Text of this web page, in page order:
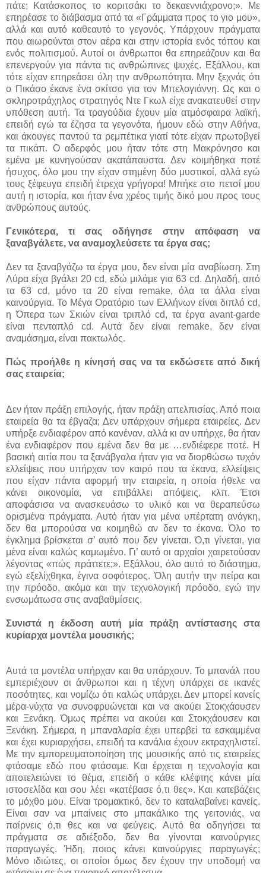
πάτε; Κατάσκοπος το κοριτσάκι το δεκαεννιάχρονο;». Με
επηρέασε το διάβασμα από τα «Γράμματα προς το γιο μου»,
αλλά και αυτό καθεαυτό το γεγονός. Υπάρχουν πράγματα
που αιωρούνται στον αέρα και στην ιστορία ενός τόπου και
ενός πολιτισμού. Αυτοί οι άνθρωποι θα επηρεάζουν και θα
επενεργούν για πάντα τις ανθρώπινες ψυχές. Εξάλλου, και
τότε είχαν επηρεάσει όλη την ανθρωπότητα. Μην ξεχνάς ότι
ο Πικάσο έκανε ένα σκίτσο για τον Μπελογιάννη. Ως και ο
σκληροτράχηλος στρατηγός Ντε Γκωλ είχε ανακατευθεί στην
υπόθεση αυτή. Τα τραγούδια έχουν μία ατμόσφαιρα λαϊκή,
επειδή εγώ τα έζησα τα γεγονότα, ήμουν εδώ στην Αθήνα,
και άκουγες παντού τα ρεμπέτικα γιατί τότε είχαν πρωτοβγεί
τα πικάπ. Ο αδερφός μου ήταν τότε στη Μακρόνησο και
εμένα με κυνηγούσαν ακατάπαυστα. Δεν κοιμήθηκα ποτέ
ήσυχος, όλο μου την είχαν στημένη δύο μυστικοί, αλλά εγώ
τους ξέφευγα επειδή έτρεχα γρήγορα! Μπήκε στο πετσί μου
αυτή η ιστορία, και ήταν ένα χρέος τιμής δικό μου προς τους
ανθρώπους αυτούς.
Γενικότερα, τι σας οδήγησε στην απόφαση να
ξαναβγάλετε, να αναμοχλεύσετε τα έργα σας;
Δεν τα ξαναβγάζω τα έργα μου, δεν είναι μία αναβίωση. Στη
Λύρα είχα βγάλει 20 cd, εδώ μιλάμε για 63 cd. Δηλαδή, από
τα 63 cd, μόνο τα 20 είναι remake, όλα τα άλλα είναι
καινούργια. Το Μέγα Ορατόριο των Ελλήνων είναι διπλό cd,
η Όπερα των Σκιών είναι τριπλόcd, τα έργαavant-garde
είναι πενταπλό cd.Αυτά δεν είναι remake,δεν είναι
αναμάσημα, είναι πακτωλός.
Πώς προήλθε η κίνησή σας να τα εκδώσετε από δική
σας εταιρεία;
Δεν ήταν πράξη επιλογής, ήταν πράξη απελπισίας. Από ποια
εταιρεία θα τα έβγαζα; Δεν υπάρχουν σήμερα εταιρείες. Δεν
υπήρξε ενδιαφέρον από κανέναν, αλλά κι αν υπήρχε, θα ήταν
ένα ενδιαφέρον που εμένα δεν θα με …ενδιέφερε ποτέ. Η
βασική αιτία που τα ξανάβγαλα ήταν για να διορθώσω τυχόν
ελλείψεις που υπήρχαν τον καιρό που τα έκανα, ελλείψεις
που είχαν πάντα αφορμή την εταιρεία, η οποία ήθελε να
κάνει οικονομία, να επιβάλλει απόψεις, κλπ. Έτσι
αποφάσισα να ανασκευάσω το υλικό και να θεραπεύσω
ορισμένα πράγματα. Αυτό ήταν για μένα υπέρτατη ανάγκη,
δεν θα μπορούσα να κοιμηθώ αν δεν το έκανα. Όλο το
έγκλημα βρίσκεται σ’ αυτό που δεν γίνεται. Ό,τι γίνεται, για
μένα είναι καλώς καμωμένο. Γι’ αυτό οι αρχαίοι χαιρετούσαν
λέγοντας «πώς πράττετε;». Εξάλλου, όλο αυτό το διάστημα,
εγώ εξελίχθηκα, έγινα σοφότερος. Όλη αυτήν την πείρα και
την πρόοδο, ακόμα και την τεχνολογική πρόοδο, εγώ την
ενσωμάτωσα στις αναβαθμίσεις.
Συνιστά η έκδοση αυτή μία πράξη αντίστασης στα
κυρίαρχα μοντέλα μουσικής;
Αυτά τα μοντέλα υπήρχαν και θα υπάρχουν. Το μπανάλ που
εμπεριέχουν οι άνθρωποι και η τέχνη υπάρχει σε ικανές
ποσότητες, και νομίζω ότι καλώς υπάρχει. Δεν μπορεί κανείς
μέρα-νύχτα να συνοφρυώνεται και να ακούει Στοκχάουσεν
και Ξενάκη. Όμως πρέπει να ακούει και Στοκχάουσεν και
Ξενάκη. Σήμερα, η μπαναλαρία έχει υπερβεί τα εσκαμμένα
και έχει κυριαρχήσει, επειδή τα κανάλια έχουν εκτραχηλιστεί.
Με την εμπορευματοποίηση της μουσικής από τις εταιρείες
φτάσαμε εδώ που φτάσαμε. Και έρχεται η τεχνολογία και
αποτελειώνει το θέμα, επειδή ο κάθε κλέφτης κάνει μία
ιστοσελίδα και σου λέει «κατέβασε ό,τι θες». Και κατεβάζεις
το μόχθο μου. Είναι τρομακτικό, δεν το καταλαβαίνει κανείς.
Είναι σαν να μπαίνεις στο μπακάλικο της γειτονιάς, να
παίρνεις ό,τι θες και να φεύγεις. Αυτό θα οδηγήσει τα
πράγματα σε αδιέξοδο, δεν θα γίνονται καινούργιες
παραγωγές. Ήδη, ποιος κάνει καινούργιες παραγωγές;
Μόνο ιδιώτες, οι οποίοι όμως δεν έχουν την υποδομή να